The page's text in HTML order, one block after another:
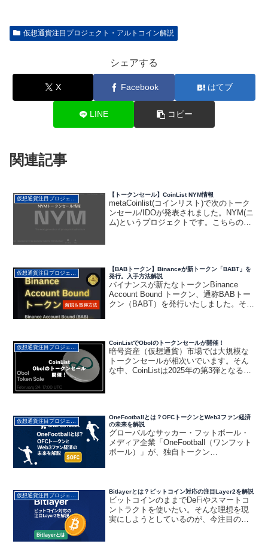
仮想通貨注目プロジェクト・アルトコイン解説
シェアする
X Facebook はてブ
LINE コピー
関連記事
【トークンセール】CoinList NYM情報
metaCoinlist(コインリスト)で次のトーク
ンセール/IDOが発表されました。NYM(ニ
ム)というプロジェクトです。こちらの情
【BABトークン】Binanceが新トークン「BABT」を
発行。入手方法解説
バイナンスが新たなトークンBinance
Account Bound トークン、通称BABトー
クン（BABT）を発行いたしました。その
CoinListでObolのトークンセールが開催！
暗号資産（仮想通貨）市場では大規模な
トークンセールが相次いでいます。そん
な中、CoinListは2025年の第3弾となるト
仮想通貨注目プロジェクト・アルトコイン解説
OneFootballとは？OFCトークンとWeb3ファン経済
の未来を解説
グローバルなサッカー・フットボール・
メディア企業「OneFootball（ワンフット
ボール）」が、独自トークン
仮想通貨注目プロジェクト・アルトコイン解説
Bitlayerとは？ビットコイン対応の注目Layer2を解説
ビットコインのままでDeFiやスマートコ
ントラクトを使いたい。そんな理想を現
実にしようとしているのが、今注目のプ